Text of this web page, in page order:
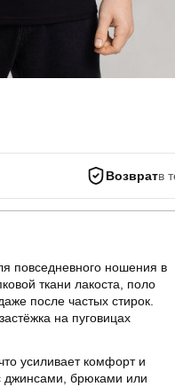
Возвратв
повседневного ношения в
ткани лакоста, поло
после частых стирок.
на пуговицах
усиливает комфорт и
джинсами, брюками или